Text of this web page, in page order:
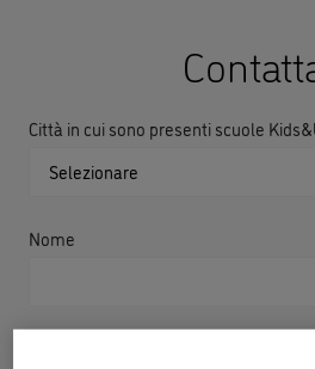
Città in cui sono presenti scuole
Nome